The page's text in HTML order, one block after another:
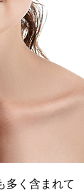
多く含まれて